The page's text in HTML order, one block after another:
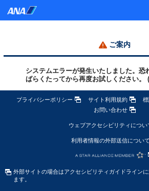
ご案内
システムエラーが発生いたしました。恐
ばらくたってから再度お試しください。
プライバシーポリシー サイト利用規約
お問い合わせ
ウェブアクセシビリティについ
利用者情報の外部送信について
外部サイトの場合はアクセシビリティガイドライン
ます。